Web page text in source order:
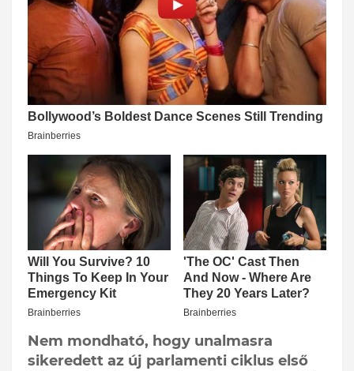
Nem mondható, hogy unalmasra
sikeredett az új parlamenti ciklus első